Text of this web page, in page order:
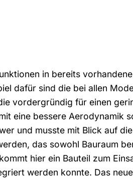
in bereits
dafür sind die bei allen
vordergründig für einen
eine bessere Aerodynamik
und musste mit Blick auf
das sowohl Bauraum
hier ein Bauteil zum
werden konnte. Das